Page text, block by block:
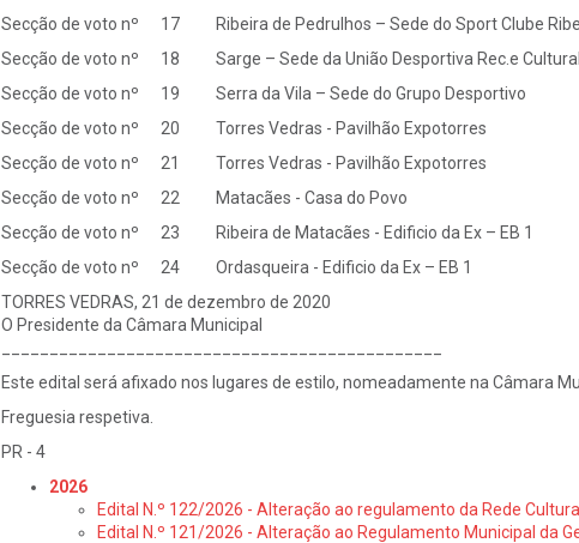
Secção de voto nº 17 Ribeira de Pedrulhos – Sede do Sport Clube
Secção de voto nº 18 Sarge – Sede da União Desportiva Rec.e Cultural
Secção de voto nº 19 Serra da Vila – Sede do Grupo Desportivo
Secção de voto nº 20 Torres Vedras - Pavilhão Expotorres
Secção de voto nº 21 Torres Vedras - Pavilhão Expotorres
Secção de voto nº 22 Matacães - Casa do Povo
Secção de voto nº 23 Ribeira de Matacães - Edificio da Ex – EB 1
Secção de voto nº 24 Ordasqueira - Edificio da Ex – EB 1
TORRES VEDRAS, 21 de dezembro de 2020
O Presidente da Câmara Municipal
Este edital será afixado nos lugares de estilo, nomeadamente na Câmara
Freguesia respetiva.
PR - 4
2026
Edital N.º 122/2026 - Alteração ao regulamento da Rede
Edital N.º 121/2026 - Alteração ao Regulamento Municipal da